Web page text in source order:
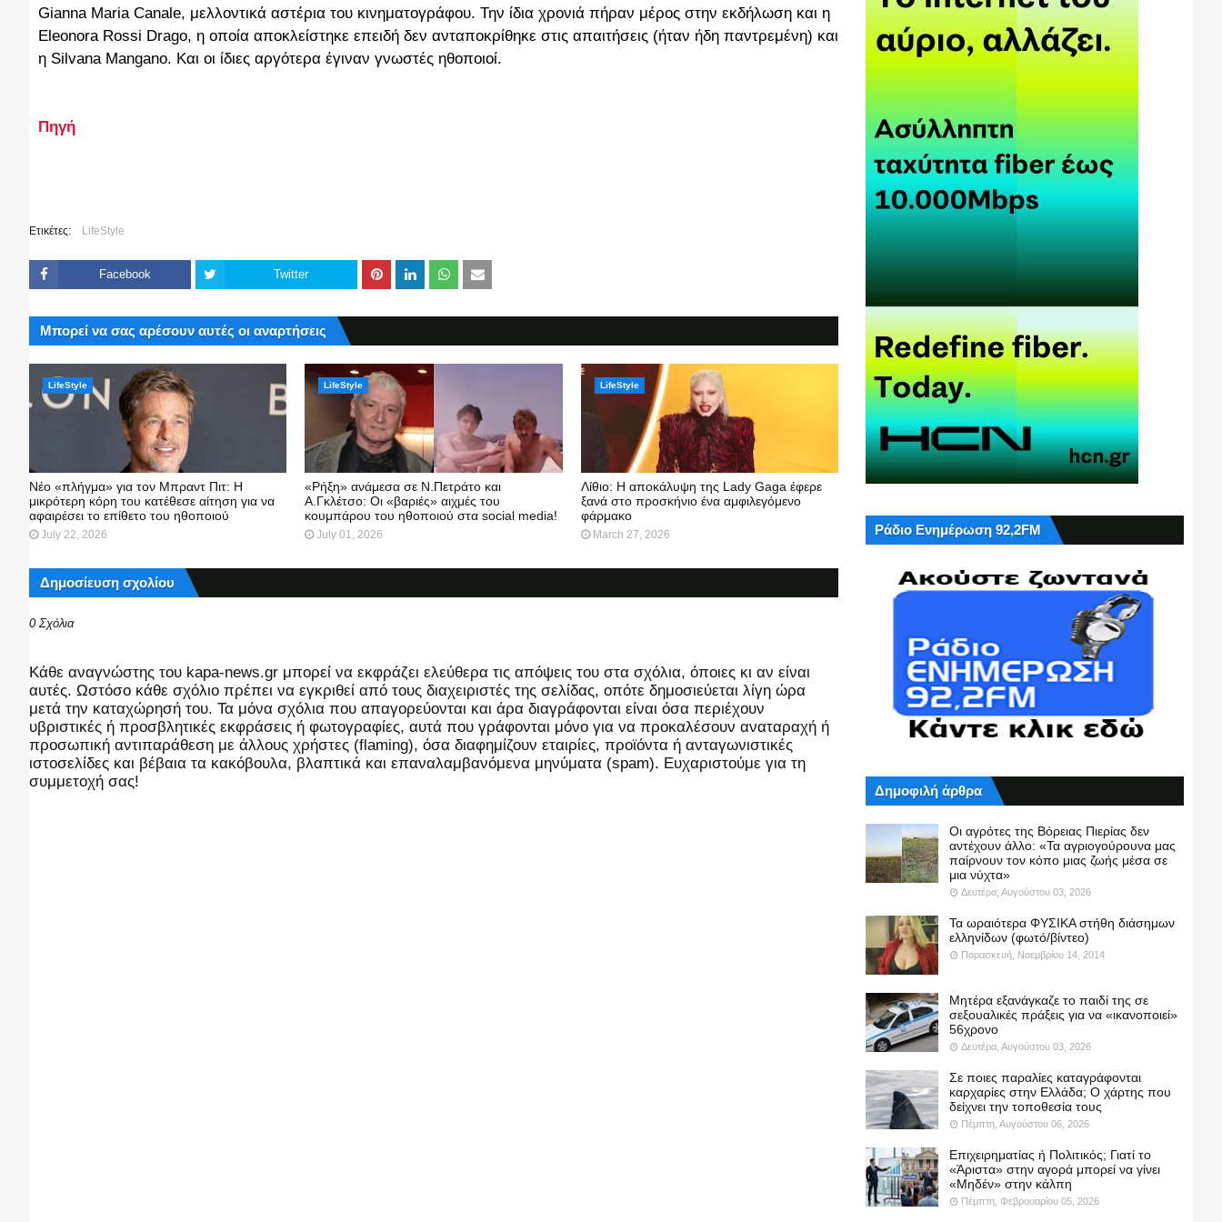
Gianna Maria Canale, μελλοντικά αστέρια του κινηματογράφου. Την ίδια χρονιά πήραν μέρος στην εκδήλωση και η
Eleonora Rossi Drago, η οποία αποκλείστηκε επειδή δεν ανταποκρίθηκε στις απαιτήσεις (ήταν ήδη παντρεμένη) και
η Silvana Mangano. Και οι ίδιες αργότερα έγιναν γνωστές ηθοποιοί.
Πηγή
Ετικέτες: LifeStyle
Facebook Twitter
Μπορεί να σας αρέσουν αυτές οι αναρτήσεις
LifeStyle
Νέο «πλήγμα» για τον Μπραντ Πιτ: Η
μικρότερη κόρη του κατέθεσε αίτηση για να
αφαιρέσει το επίθετο του ηθοποιού
July 22, 2026
LifeStyle
«Ρήξη» ανάμεσα σε Ν.Πετράτο και
Α.Γκλέτσο: Οι «βαριές» αιχμές του
κουμπάρου του ηθοποιού στα social media!
July 01, 2026
LifeStyle
Λίθιο: Η αποκάλυψη της Lady Gaga έφερε
ξανά στο προσκήνιο ένα αμφιλεγόμενο
φάρμακο
March 27, 2026
Δημοσίευση σχολίου
0 Σχόλια
Kάθε αναγνώστης του kapa-news.gr μπορεί να εκφράζει ελεύθερα τις απόψεις του στα σχόλια, όποιες κι αν είναι
αυτές. Ωστόσο κάθε σχόλιο πρέπει να εγκριθεί από τους διαχειριστές της σελίδας, οπότε δημοσιεύεται λίγη ώρα
μετά την καταχώρησή του. Τα μόνα σχόλια που απαγορεύονται και άρα διαγράφονται είναι όσα περιέχουν
υβριστικές ή προσβλητικές εκφράσεις ή φωτογραφίες, αυτά που γράφονται μόνο για να προκαλέσουν αναταραχή ή
προσωπική αντιπαράθεση με άλλους χρήστες (flaming), όσα διαφημίζουν εταιρίες, προϊόντα ή ανταγωνιστικές
ιστοσελίδες και βέβαια τα κακόβουλα, βλαπτικά και επαναλαμβανόμενα μηνύματα (spam). Ευχαριστούμε για τη
συμμετοχή σας!
Ράδιο Ενημέρωση 92,2FM
Δημοφιλή άρθρα
Οι αγρότες της Βόρειας Πιερίας δεν
αντέχουν άλλο: «Τα αγριογούρουνα μας
παίρνουν τον κόπο μιας ζωής μέσα σε
μια νύχτα»
Δευτέρα, Αυγούστου 03, 2026
Τα ωραιότερα ΦΥΣΙΚΑ στήθη διάσημων
ελληνίδων (φωτό/βίντεο)
Παρασκευή, Νοεμβρίου 14, 2014
Μητέρα εξανάγκαζε το παιδί της σε
σεξουαλικές πράξεις για να «ικανοποιεί»
56χρονο
Δευτέρα, Αυγούστου 03, 2026
Σε ποιες παραλίες καταγράφονται
καρχαρίες στην Ελλάδα; Ο χάρτης που
δείχνει την τοποθεσία τους
Πέμπτη, Αυγούστου 06, 2026
Επιχειρηματίας ή Πολιτικός; Γιατί το
«Άριστα» στην αγορά μπορεί να γίνει
«Μηδέν» στην κάλπη
Πέμπτη, Φεβρουαρίου 05, 2026